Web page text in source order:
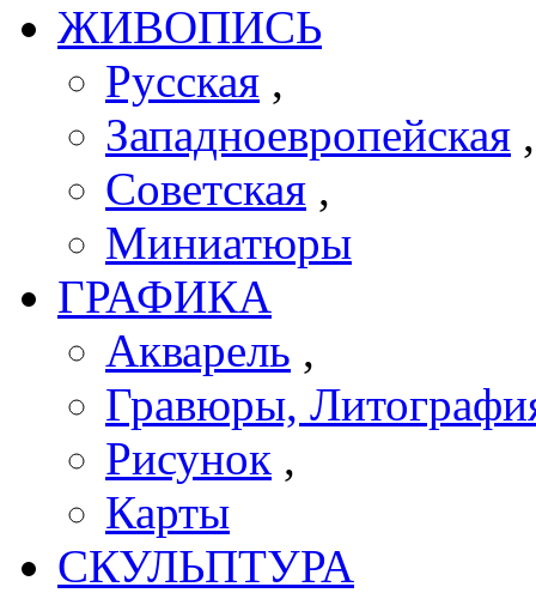
ЖИВОПИСЬ
Русская ,
Западноевропейская
Советская ,
Миниатюры
ГРАФИКА
Акварель ,
Гравюры,
Рисунок ,
Карты
СКУЛЬПТУРА